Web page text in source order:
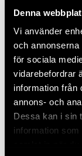
Denna
Vi använder
och
för sociala
vidarebefordrar
information från
annons- och
Dessa kan i sin
information
HÅLSÅG
DOZER
Saldo: 0